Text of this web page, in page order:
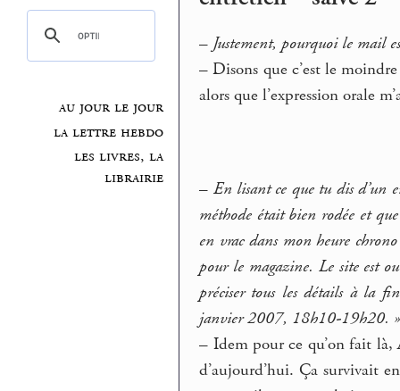
au jour le jour
la lettre hebdo
les livres, la
librairie
– Justement, pourquoi le mail
– Disons que c’est le
alors que l’expression orale
– En lisant ce que tu dis
méthode était bien rodée et
en vrac dans mon heure
pour le magazine. Le site est
préciser tous les détails à la
janvier 2007, 18h10-19h20.
– Idem pour ce qu’on fait là,
d’aujourd’hui. Ça survivait